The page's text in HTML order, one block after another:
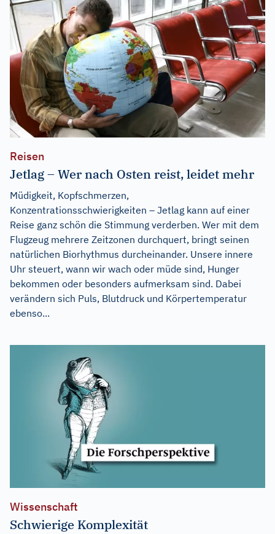
Reisen
Jetlag – Wer nach Osten reist, leidet mehr
Müdigkeit, Kopfschmerzen,
Konzentrationsschwierigkeiten – Jetlag kann auf einer
Reise ganz schön die Stimmung verderben. Wer mit dem
Flugzeug mehrere Zeitzonen durchquert, bringt seinen
natürlichen Biorhythmus durcheinander. Unsere innere
Uhr steuert, wann wir wach oder müde sind, Hunger
bekommen oder besonders aufmerksam sind. Dabei
verändern sich Puls, Blutdruck und Körpertemperatur
ebenso...
Wissenschaft
Schwierige Komplexität